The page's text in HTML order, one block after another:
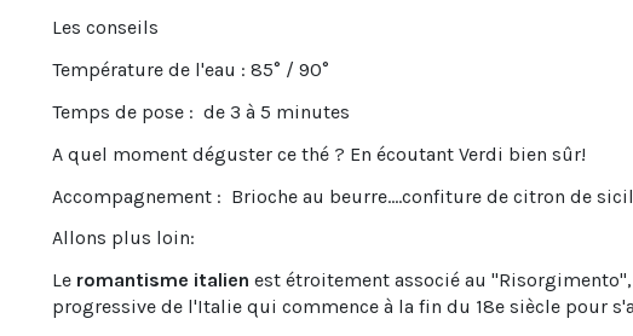
Les conseils
Température de l'eau : 85° / 90°
Temps de pose : de 3 à 5 minutes
A quel moment déguster ce thé ? En écoutant Verdi bien sûr!
Accompagnement : Brioche au beurre....confiture de citron de
Allons plus loin:
Le romantisme italien est étroitement associé au
progressive de l'Italie qui commence à la fin du 18e siècle pour